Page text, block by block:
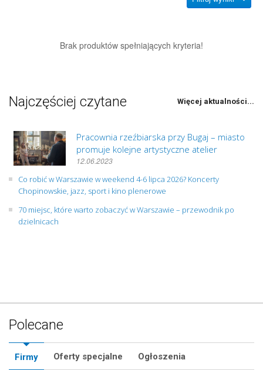
Brak produktów spełniających kryteria!
Najczęściej czytane Więcej aktualności...
Pracownia rzeźbiarska przy Bugaj – miasto
promuje kolejne artystyczne atelier
12.06.2023
Co robić w Warszawie w weekend 4-6 lipca 2026? Koncerty
Chopinowskie, jazz, sport i kino plenerowe
70 miejsc, które warto zobaczyć w Warszawie – przewodnik po
dzielnicach
Polecane
Firmy Oferty specjalne Ogłoszenia